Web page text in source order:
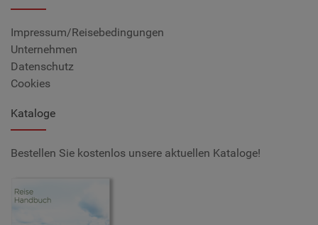
Impressum/Reisebedingungen
Unternehmen
Datenschutz
Cookies
Kataloge
Bestellen Sie kostenlos unsere aktuellen Kataloge!